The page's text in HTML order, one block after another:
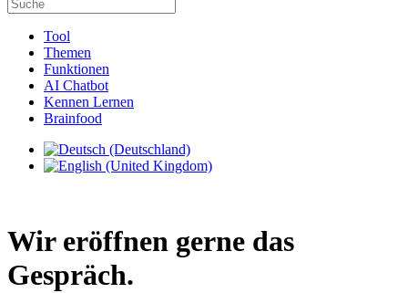
Tool
Themen
Funktionen
AI Chatbot
Kennen Lernen
Brainfood
Wir eröffnen gerne das
Gespräch.